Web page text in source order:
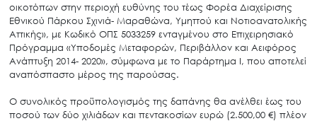
οικοτόπων στην περιοχή ευθύνης του τέως Φορέα Διαχείρισης
Εθνικού Πάρκου Σχινιά- Μαραθώνα, Υμηττού και Νοτιοανατολικής
Αττικής», με Κωδικό ΟΠΣ 5033259 ενταγμένου στο Επιχειρησιακό
Πρόγραμμα «Υποδομές Μεταφορών, Περιβάλλον και Αειφόρος
Ανάπτυξη 2014- 2020», σύμφωνα με το Παράρτημα Ι, που αποτελεί
αναπόσπαστο μέρος της παρούσας.
Ο συνολικός προϋπολογισμός της δαπάνης θα ανέλθει έως του
ποσού των δύο χιλιάδων και πεντακοσίων ευρώ (2.500,00 €) πλέον